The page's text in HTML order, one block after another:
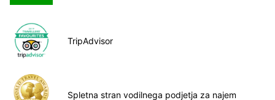
TripAdvisor
Spletna stran vodilnega podjetja za najem